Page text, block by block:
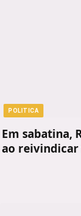
POLITICA
Em sabatina,
ao reivindicar